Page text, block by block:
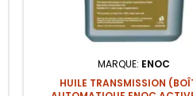
MARQUE: ENOC
HUILE TRANSMISSION